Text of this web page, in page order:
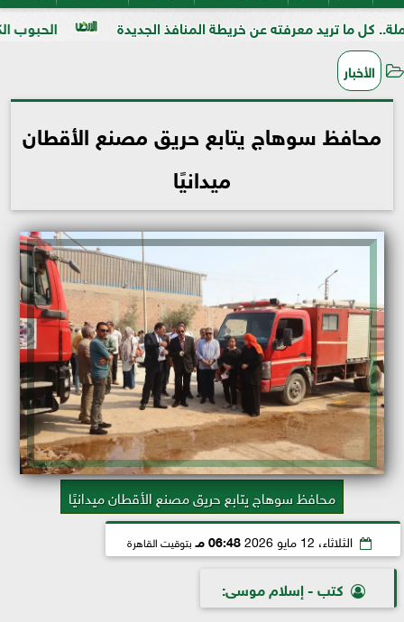
الحبوب الكاملة وفوائدها عن خريطة المنافذ الجديدة
الأخبار
محافظ سوهاج يتابع حريق مصنع الأقطان
ميدانيًا
محافظ سوهاج يتابع حريق مصنع الأقطان ميدانيًا
الثلاثاء، 12 مايو 2026 06:48 مـ بتوقيت القاهرة
كتب - إسلام موسى: